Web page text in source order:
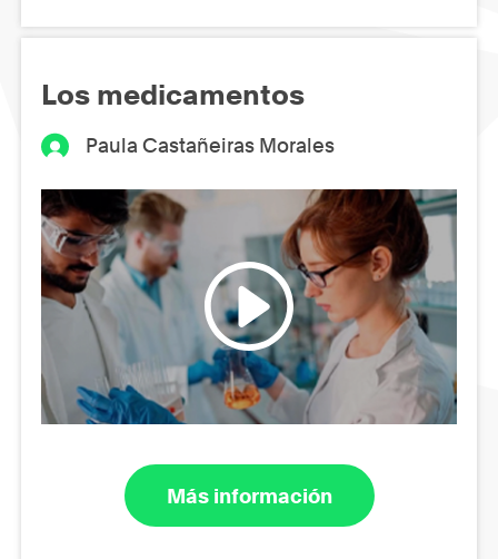
Los medicamentos
Paula Castañeiras Morales
Más información